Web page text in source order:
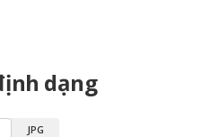
dạng
JPG